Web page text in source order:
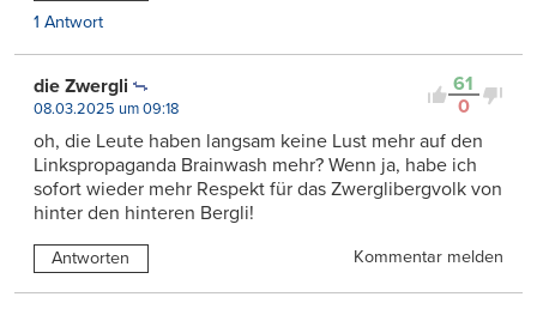
1 Antwort
61
0
die Zwergli
08.03.2025 um 09:18
oh, die Leute haben langsam keine Lust mehr auf den
Linkspropaganda Brainwash mehr? Wenn ja, habe ich
sofort wieder mehr Respekt für das Zwerglibergvolk von
hinter den hinteren Bergli!
Antworten Kommentar melden